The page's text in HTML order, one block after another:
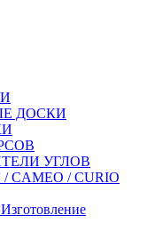
ДОСКИ
УГЛОВ
CAMEO / CURIO